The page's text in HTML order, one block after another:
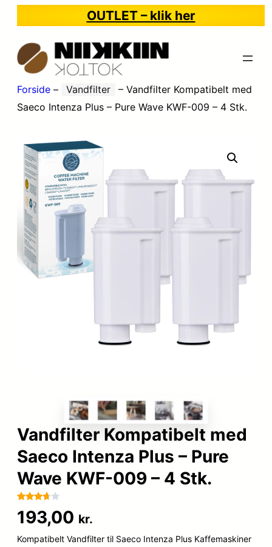
OUTLET – klik her
Forside – Vandfilter – Vandfilter Kompatibelt med
Saeco Intenza Plus – Pure Wave KWF-009 – 4 Stk.
Vandfilter Kompatibelt med
Saeco Intenza Plus – Pure
Wave KWF-009 – 4 Stk.
som
3.6
193,00 kr.
Kompatibelt Vandfilter til Saeco Intenza Plus Kaffemaskiner